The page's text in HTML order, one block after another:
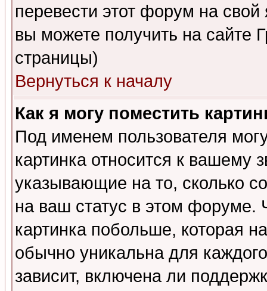
перевести этот форум на
вы можете получить на сайте
страницы)
Вернуться к началу
Как я могу поместить
Под именем пользователя
картинка относится к вашему
указывающие на то, сколько
на ваш статус в этом форуме.
картинка побольше, которая
обычно уникальна для
зависит, включена ли